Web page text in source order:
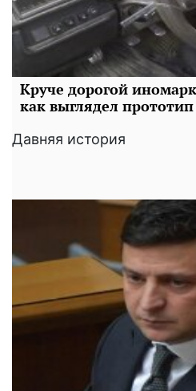
Круче дорогой
как выглядел
Давняя история